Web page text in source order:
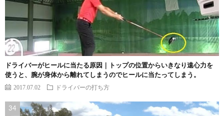
ドライバーがヒールに当たる原因｜トップの位置からいきなり遠心力を
使うと、腕が身体から離れてしまうのでヒールに当たってしまう。
2017.07.02 ドライバーの打ち方